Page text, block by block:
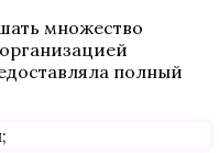
множество
полный